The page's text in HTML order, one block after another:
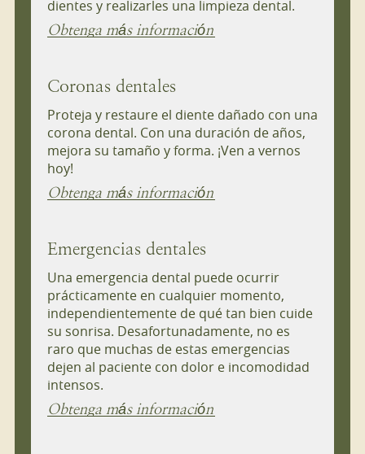
dientes y realizarles una limpieza dental.
Obtenga más información
Coronas dentales
Proteja y restaure el diente dañado con una
corona dental. Con una duración de años,
mejora su tamaño y forma. ¡Ven a vernos
hoy!
Obtenga más información
Emergencias dentales
Una emergencia dental puede ocurrir
prácticamente en cualquier momento,
independientemente de qué tan bien cuide
su sonrisa. Desafortunadamente, no es
raro que muchas de estas emergencias
dejen al paciente con dolor e incomodidad
intensos.
Obtenga más información